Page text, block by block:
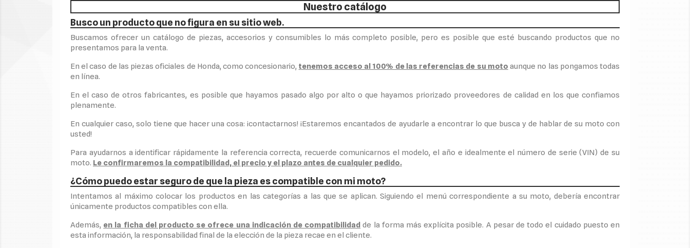
Nuestro catálogo
Busco un producto que no figura en su sitio web.
Buscamos ofrecer un catálogo de piezas, accesorios y consumibles lo más completo posible, pero es posible que esté buscando productos que no
presentamos para la venta.
En el caso de las piezas oficiales de Honda, como concesionario, tenemos acceso al 100% de las referencias de su moto aunque no las pongamos todas
en línea.
En el caso de otros fabricantes, es posible que hayamos pasado algo por alto o que hayamos priorizado proveedores de calidad en los que confiamos
plenamente.
En cualquier caso, solo tiene que hacer una cosa: ¡contactarnos! ¡Estaremos encantados de ayudarle a encontrar lo que busca y de hablar de su moto con
usted!
Para ayudarnos a identificar rápidamente la referencia correcta, recuerde comunicarnos el modelo, el año e idealmente el número de serie (VIN) de su
moto. Le confirmaremos la compatibilidad, el precio y el plazo antes de cualquier pedido.
¿Cómo puedo estar seguro de que la pieza es compatible con mi moto?
Intentamos al máximo colocar los productos en las categorías a las que se aplican. Siguiendo el menú correspondiente a su moto, debería encontrar
únicamente productos compatibles con ella.
Además, en la ficha del producto se ofrece una indicación de compatibilidad de la forma más explícita posible. A pesar de todo el cuidado puesto en
esta información, la responsabilidad final de la elección de la pieza recae en el cliente.